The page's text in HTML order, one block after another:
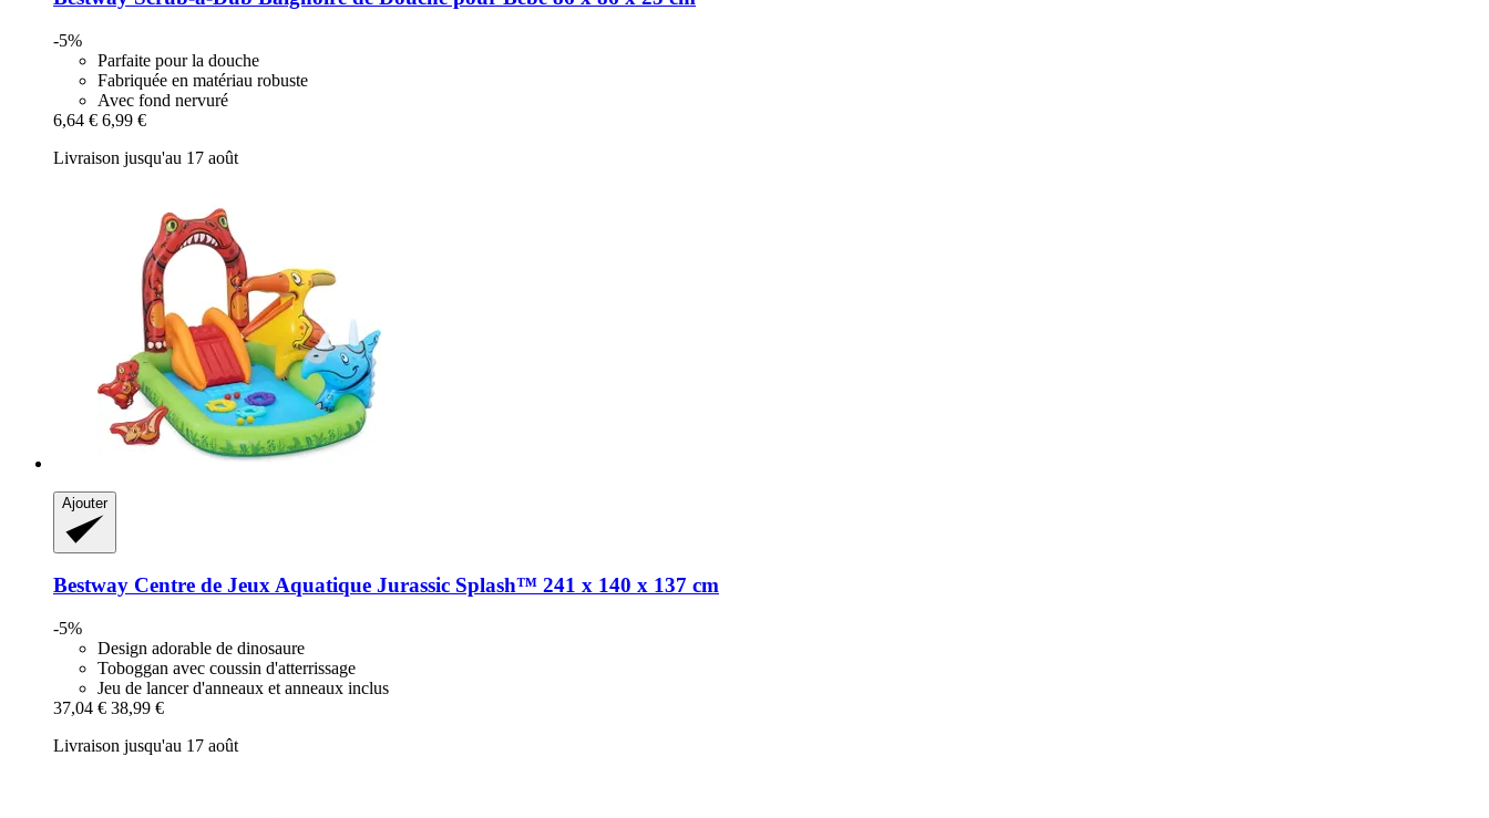
-5%
Parfaite pour la douche
Fabriquée en matériau robuste
Avec fond nervuré
6,64 € 6,99 €
Livraison jusqu'au 17 août
Ajouter
Bestway Centre de Jeux Aquatique Jurassic Splash™ 241 x 140 x 137 cm
-5%
Design adorable de dinosaure
Toboggan avec coussin d'atterrissage
Jeu de lancer d'anneaux et anneaux inclus
37,04 € 38,99 €
Livraison jusqu'au 17 août